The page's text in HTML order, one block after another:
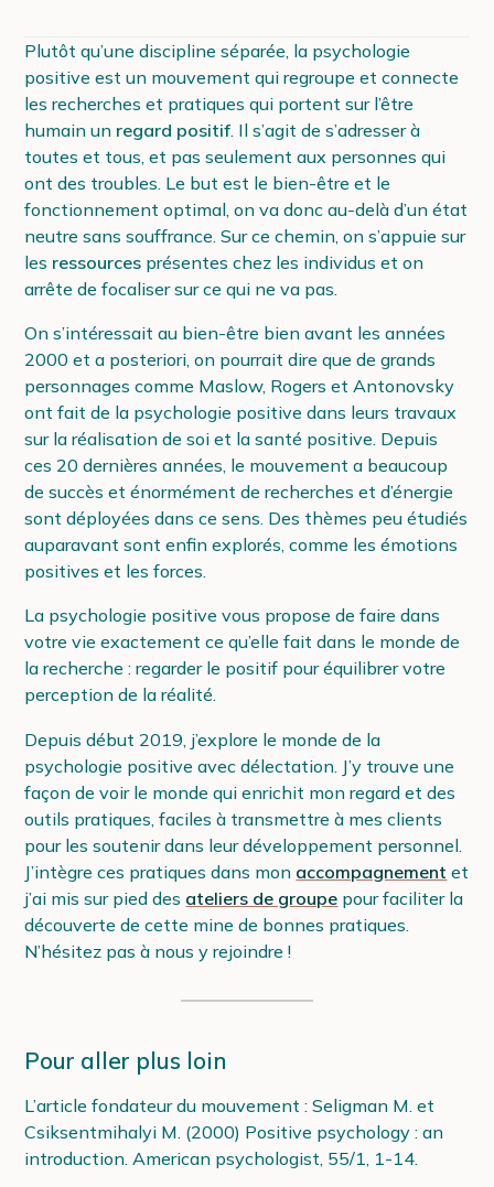
Plutôt qu’une discipline séparée, la psychologie
positive est un mouvement qui regroupe et connecte
les recherches et pratiques qui portent sur l’être
humain un regard positif. Il s’agit de s’adresser à
toutes et tous, et pas seulement aux personnes qui
ont des troubles. Le but est le bien-être et le
fonctionnement optimal, on va donc au-delà d’un état
neutre sans souffrance. Sur ce chemin, on s’appuie sur
les ressources présentes chez les individus et on
arrête de focaliser sur ce qui ne va pas.
On s’intéressait au bien-être bien avant les années
2000 et a posteriori, on pourrait dire que de grands
personnages comme Maslow, Rogers et Antonovsky
ont fait de la psychologie positive dans leurs travaux
sur la réalisation de soi et la santé positive. Depuis
ces 20 dernières années, le mouvement a beaucoup
de succès et énormément de recherches et d’énergie
sont déployées dans ce sens. Des thèmes peu étudiés
auparavant sont enfin explorés, comme les émotions
positives et les forces.
La psychologie positive vous propose de faire dans
votre vie exactement ce qu’elle fait dans le monde de
la recherche : regarder le positif pour équilibrer votre
perception de la réalité.
Depuis début 2019, j’explore le monde de la
psychologie positive avec délectation. J’y trouve une
façon de voir le monde qui enrichit mon regard et des
outils pratiques, faciles à transmettre à mes clients
pour les soutenir dans leur développement personnel.
J’intègre ces pratiques dans mon accompagnement et
j’ai mis sur pied des ateliers de groupe pour faciliter la
découverte de cette mine de bonnes pratiques.
N’hésitez pas à nous y rejoindre !
Pour aller plus loin
L’article fondateur du mouvement : Seligman M. et
Csiksentmihalyi M. (2000) Positive psychology : an
introduction. American psychologist, 55/1, 1-14.